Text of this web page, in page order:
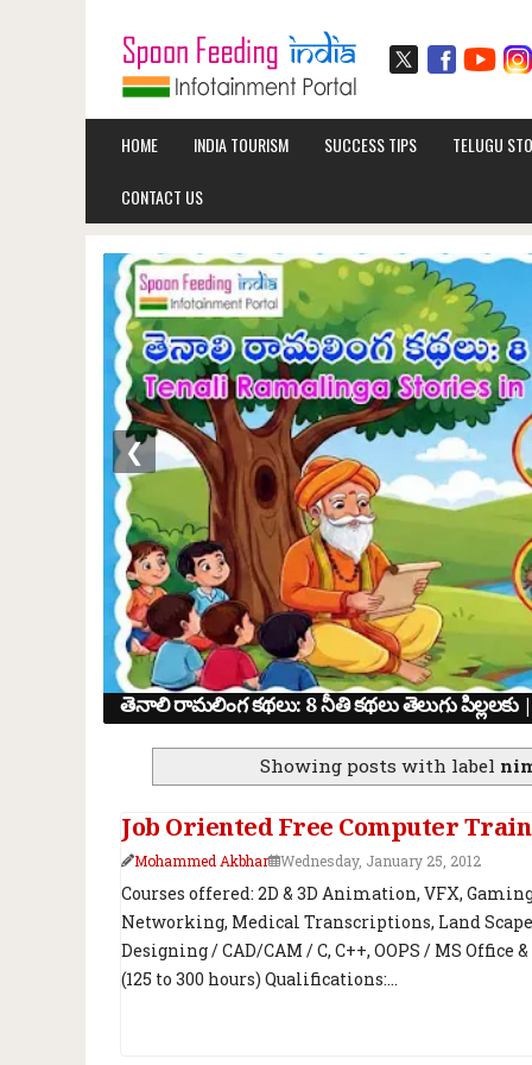
HOME INDIA TOURISM SUCCESS TIPS TELUGU
CONTACT US
తెనాలి రామలింగ కథలు: 8 నీతి కథలు తెలుగు
❮
Showing posts with label
Job Oriented Free Computer
Mohammed Akbhar Wednesday, January 25, 2012
Courses offered: 2D & 3D Animation, VFX,
Networking, Medical Transcriptions, Land
Designing / CAD/CAM / C, C++, OOPS / MS
(125 to 300 hours) Qualifications:...